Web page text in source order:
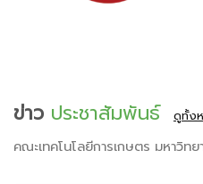
ข่าว ประชาสัมพันธ์ ดูทั้ง
คณะเทคโนโลยีการเกษตร มหาวิท